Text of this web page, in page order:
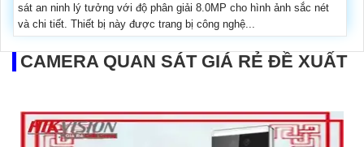
sát an ninh lý tưởng với độ phân giải 8.0MP cho hình ảnh sắc nét
và chi tiết. Thiết bị này được trang bị công nghệ...
CAMERA QUAN SÁT GIÁ RẺ ĐỀ XUẤT